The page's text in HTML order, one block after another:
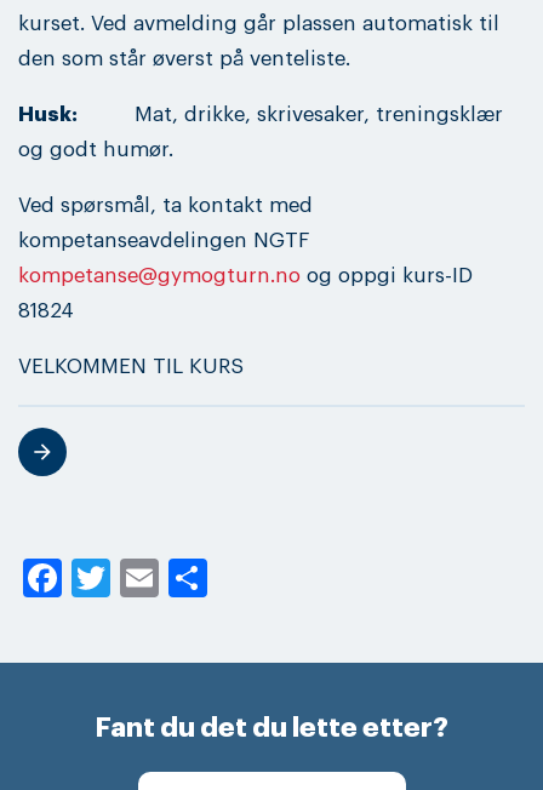
kurset. Ved avmelding går plassen automatisk til
den som står øverst på venteliste.
Husk:
Mat, drikke, skrivesaker, treningsklær
og godt humør.
Ved spørsmål, ta kontakt med
kompetanseavdelingen NGTF
kompetanse@gymogturn.no og oppgi kurs-ID
81824
VELKOMMEN TIL KURS
Facebook
Twitter
Email
Fant du det du lette etter?